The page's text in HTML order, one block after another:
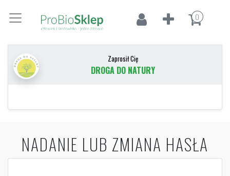
0
Zaprosił Cię
DROGA DO NATURY
NADANIE LUB ZMIANA HASŁA